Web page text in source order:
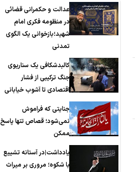
عدالت و حکمرانی قضائی
در منظومه فکری امام
شهید؛بازخوانی یک الگوی
تمدنی
کالبدشکافی یک سناریوی
جنگ ترکیبی از فشار
اقتصادی تا آشوب خیابانی
جنایتی که فراموش
نمی‌شود؛ قصاص تنها پاسخ
ممکن
یادداشت|در آستانه تشییع
با شکوه؛ مروری بر میراث